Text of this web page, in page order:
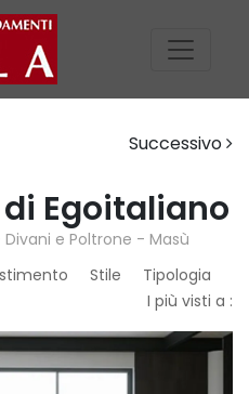
Successivo
Egoitaliano
Divani e Poltrone - Masù
Stile
Tipologia
I più visti a :